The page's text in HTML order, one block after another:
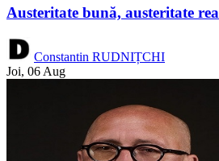
Austeritate bună, austeritate rea
Constantin RUDNIȚCHI
Joi, 06 Aug